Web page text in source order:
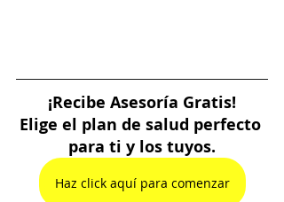
¡Recibe Asesoría Gratis!
Elige el plan de salud perfecto
para ti y los tuyos.
Haz click aquí para comenzar